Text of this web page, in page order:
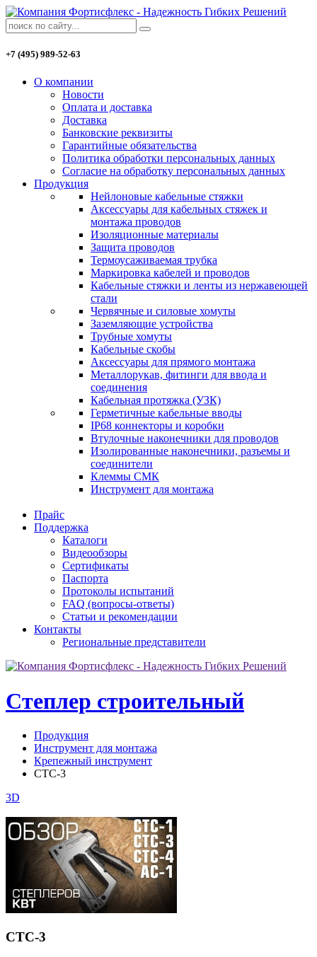
+7 (495) 989-52-63
О компании
Новости
Оплата и доставка
Доставка
Банковские реквизиты
Гарантийные обязательства
Политика обработки персональных данных
Согласие на обработку персональных данных
Продукция
Нейлоновые кабельные стяжки
Аксессуары для кабельных стяжек и
монтажа проводов
Изоляционные материалы
Защита проводов
Термоусаживаемая трубка
Маркировка кабелей и проводов
Кабельные стяжки и ленты из нержавеющей
стали
Червячные и силовые хомуты
Заземляющие устройства
Трубные хомуты
Кабельные скобы
Аксессуары для прямого монтажа
Металлорукав, фитинги для ввода и
соединения
Кабельная протяжка (УЗК)
Герметичные кабельные вводы
IP68 коннекторы и коробки
Втулочные наконечники для проводов
Изолированные наконечники, разъемы и
соединители
Клеммы СМК
Инструмент для монтажа
Прайс
Поддержка
Каталоги
Видеообзоры
Сертификаты
Паспорта
Протоколы испытаний
FAQ (вопросы-ответы)
Статьи и рекомендации
Контакты
Региональные представители
Степлер строительный
Продукция
Инструмент для монтажа
Крепежный инструмент
СТС-3
3D
СТС-3